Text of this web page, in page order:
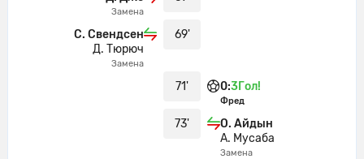
Субаси выходит вместо него
Андерсон Талиска уходит с поля.
Марко Асенсио выходит вместо него
Адиль Демирбаг уходит с поля. Райян
Бания выходит вместо него
Вот и все! Рефери свистит
Замена
69'
С. Свендсен
Д. Тюрюч
Замена
71' 0:3Гол!
Фред
73'
О. Айдын
А. Мусаба
Замена